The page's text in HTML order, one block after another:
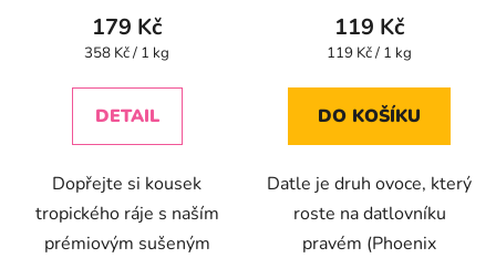
produktu
je
z
179 Kč
Měrná
358 Kč / 1 kg
DETAIL
Dopřejte si kousek
tropického ráje s naším
prémiovým sušeným
produktu
je
z
119 Kč
Měrná
119 Kč / 1 kg
DO KOŠÍKU
Datle je druh ovoce, který
roste na datlovníku
pravém (Phoenix